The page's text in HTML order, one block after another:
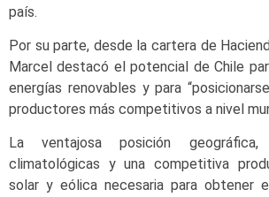
país.
Por su parte, desde la cartera de
Marcel destacó el potencial de Chile
energías renovables y para
productores más competitivos a nivel
La ventajosa posición
climatológicas y una competitiva
solar y eólica necesaria para obtener